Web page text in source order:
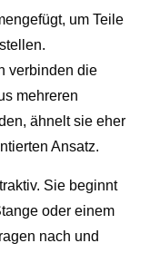
um Teile
verbinden die
mehreren
ähnelt sie eher
Ansatz.
Sie beginnt
oder einem
nach und